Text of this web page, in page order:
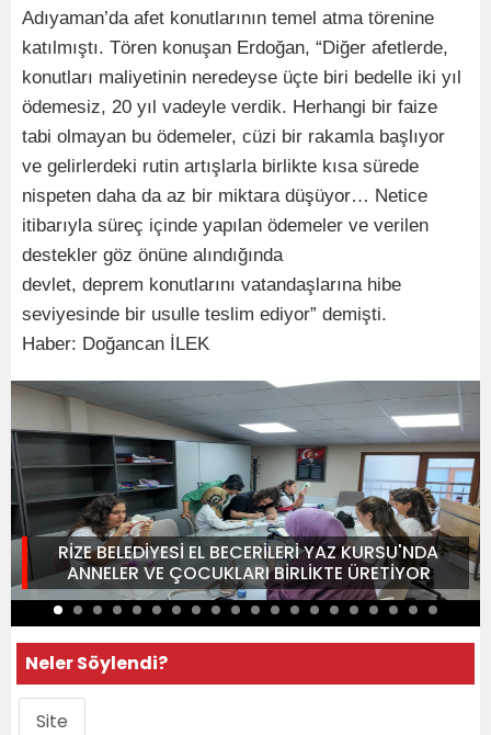
Adıyaman’da afet konutlarının temel atma törenine
katılmıştı. Tören konuşan Erdoğan, “Diğer afetlerde,
konutları maliyetinin neredeyse üçte biri bedelle iki yıl
ödemesiz, 20 yıl vadeyle verdik. Herhangi bir faize
tabi olmayan bu ödemeler, cüzi bir rakamla başlıyor
ve gelirlerdeki rutin artışlarla birlikte kısa sürede
nispeten daha da az bir miktara düşüyor… Netice
itibarıyla süreç içinde yapılan ödemeler ve verilen
destekler göz önüne alındığında
devlet, deprem konutlarını vatandaşlarına hibe
seviyesinde bir usulle teslim ediyor” demişti.
Haber: Doğancan İLEK
RİZE BELEDİYESİ EL BECERİLERİ YAZ KURSU'NDA
ANNELER VE ÇOCUKLARI BİRLİKTE ÜRETİYOR
Neler Söylendi?
Site